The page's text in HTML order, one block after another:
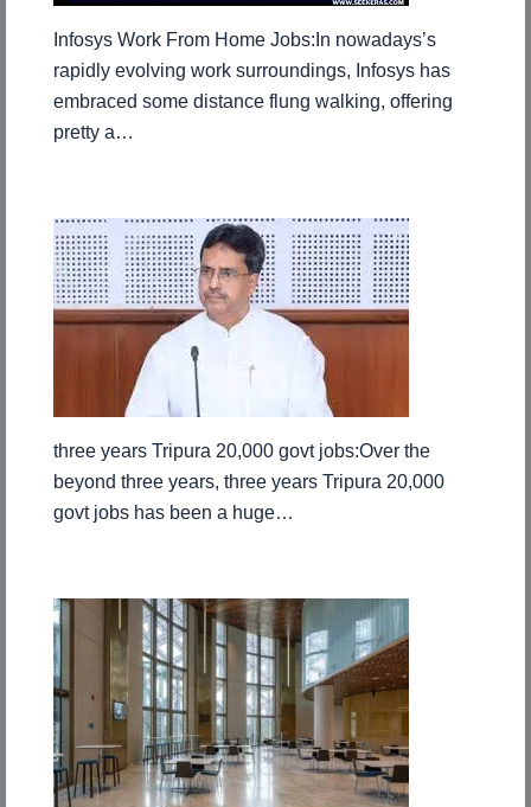
Infosys Work From Home Jobs:In nowadays’s
rapidly evolving work surroundings, Infosys has
embraced some distance flung walking, offering
pretty a…
three years Tripura 20,000 govt jobs:Over the
beyond three years, three years Tripura 20,000
govt jobs has been a huge…